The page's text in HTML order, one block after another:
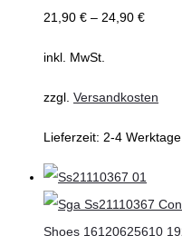
21,90 € – 24,90 €
inkl. MwSt.
zzgl. Versandkosten
Lieferzeit: 2-4 Werktage